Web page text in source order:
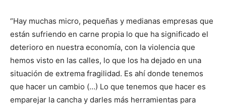
“Hay muchas micro, pequeñas y medianas empresas que
están sufriendo en carne propia lo que ha significado el
deterioro en nuestra economía, con la violencia que
hemos visto en las calles, lo que los ha dejado en una
situación de extrema fragilidad. Es ahí donde tenemos
que hacer un cambio (…) Lo que tenemos que hacer es
emparejar la cancha y darles más herramientas para